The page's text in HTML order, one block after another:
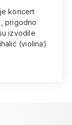
koncert
prigodno
izvodile
(violina)